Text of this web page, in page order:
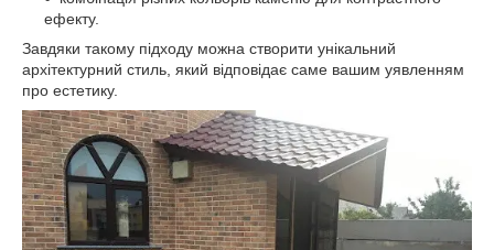
ефекту.
Завдяки такому підходу можна створити унікальний
архітектурний стиль, який відповідає саме вашим уявленням
про естетику.